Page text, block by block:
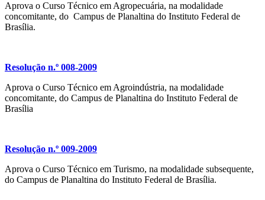
Aprova o Curso Técnico em Agropecuária, na modalidade
concomitante, do Campus de Planaltina do Instituto Federal de
Brasília.
Resolução n.º 008-2009
Aprova o Curso Técnico em Agroindústria, na modalidade
concomitante, do Campus de Planaltina do Instituto Federal de
Brasília
Resolução n.º 009-2009
Aprova o Curso Técnico em Turismo, na modalidade subsequente,
do Campus de Planaltina do Instituto Federal de Brasília.